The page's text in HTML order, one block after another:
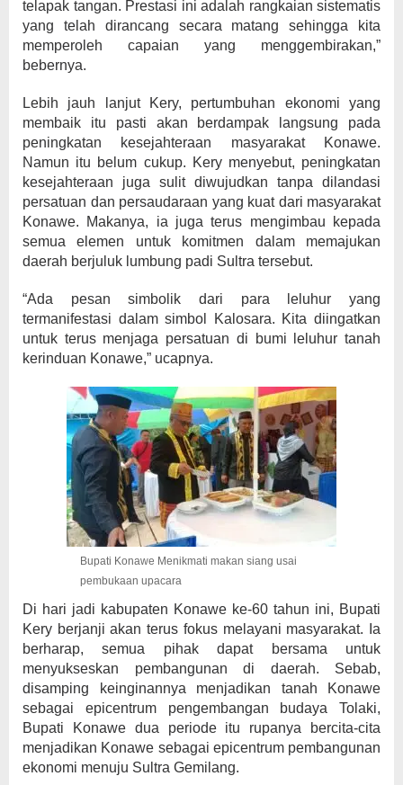
telapak tangan. Prestasi ini adalah rangkaian sistematis
yang telah dirancang secara matang sehingga kita
memperoleh capaian yang menggembirakan,”
bebernya.
Lebih jauh lanjut Kery, pertumbuhan ekonomi yang
membaik itu pasti akan berdampak langsung pada
peningkatan kesejahteraan masyarakat Konawe.
Namun itu belum cukup. Kery menyebut, peningkatan
kesejahteraan juga sulit diwujudkan tanpa dilandasi
persatuan dan persaudaraan yang kuat dari masyarakat
Konawe. Makanya, ia juga terus mengimbau kepada
semua elemen untuk komitmen dalam memajukan
daerah berjuluk lumbung padi Sultra tersebut.
“Ada pesan simbolik dari para leluhur yang
termanifestasi dalam simbol Kalosara. Kita diingatkan
untuk terus menjaga persatuan di bumi leluhur tanah
kerinduan Konawe,” ucapnya.
Bupati Konawe Menikmati makan siang usai
pembukaan upacara
Di hari jadi kabupaten Konawe ke-60 tahun ini, Bupati
Kery berjanji akan terus fokus melayani masyarakat. Ia
berharap, semua pihak dapat bersama untuk
menyukseskan pembangunan di daerah. Sebab,
disamping keinginannya menjadikan tanah Konawe
sebagai epicentrum pengembangan budaya Tolaki,
Bupati Konawe dua periode itu rupanya bercita-cita
menjadikan Konawe sebagai epicentrum pembangunan
ekonomi menuju Sultra Gemilang.